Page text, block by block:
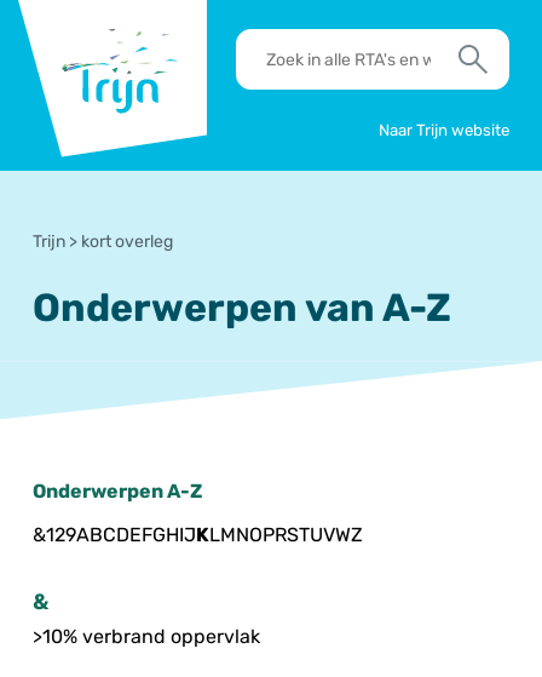
Trijn
RTA's
en
Zoek
Naar Trijn website
Trijn > kort overleg
Onderwerpen van A-Z
Onderwerpen A-Z
&129ABCDEFGHIJKLMNOPRSTUVWZ
&
>10% verbrand oppervlak